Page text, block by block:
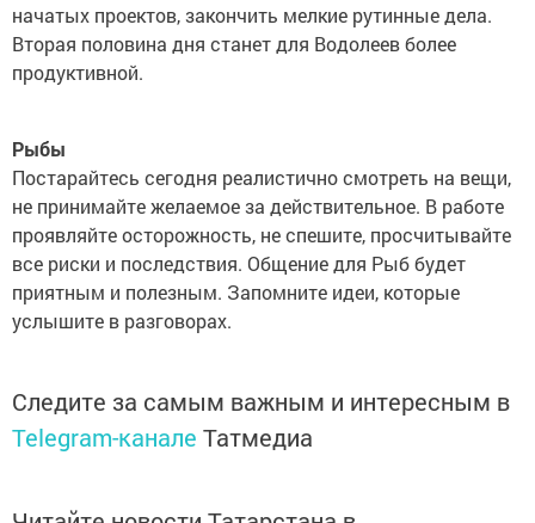
начатых проектов, закончить мелкие рутинные дела.
Вторая половина дня станет для Водолеев более
продуктивной.
Рыбы
Постарайтесь сегодня реалистично смотреть на вещи,
не принимайте желаемое за действительное. В работе
проявляйте осторожность, не спешите, просчитывайте
все риски и последствия. Общение для Рыб будет
приятным и полезным. Запомните идеи, которые
услышите в разговорах.
Следите за самым важным и интересным в
Telegram-канале Татмедиа